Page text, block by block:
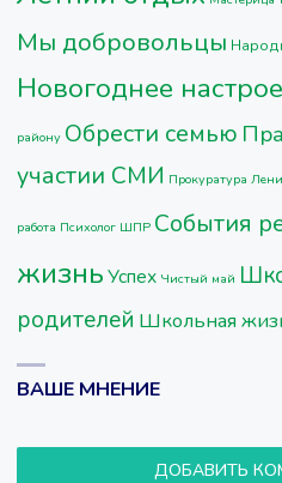
Мы добровольцы
Новогоднее
району Обрести семью
участии СМИ Прокуратура
работа Психолог ШПР События
жизньУспех Чистый май
родителей Школьная
ВАШЕ МНЕНИЕ
ДОБАВИТЬ